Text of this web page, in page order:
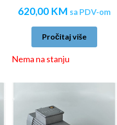
620,00 KM sa PDV-om
Pročitaj više
Nema na stanju